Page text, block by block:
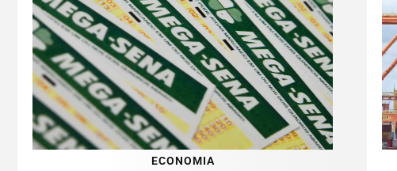
ECONOMIA